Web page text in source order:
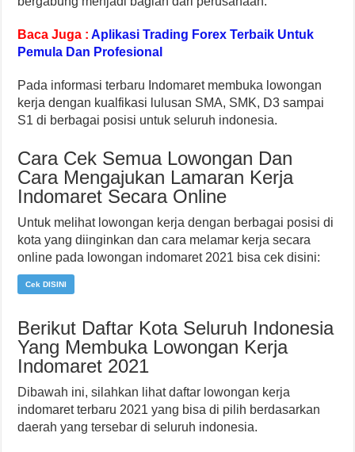
Baca Juga : Aplikasi Trading Forex Terbaik Untuk
Pemula Dan Profesional
Pada informasi terbaru Indomaret membuka lowongan
kerja dengan kualfikasi lulusan SMA, SMK, D3 sampai
S1 di berbagai posisi untuk seluruh indonesia.
Cara Cek Semua Lowongan Dan
Cara Mengajukan Lamaran Kerja
Indomaret Secara Online
Untuk melihat lowongan kerja dengan berbagai posisi di
kota yang diinginkan dan cara melamar kerja secara
online pada lowongan indomaret 2021 bisa cek disini:
Cek DISINI
Berikut Daftar Kota Seluruh Indonesia
Yang Membuka Lowongan Kerja
Indomaret 2021
Dibawah ini, silahkan lihat daftar lowongan kerja
indomaret terbaru 2021 yang bisa di pilih berdasarkan
daerah yang tersebar di seluruh indonesia.